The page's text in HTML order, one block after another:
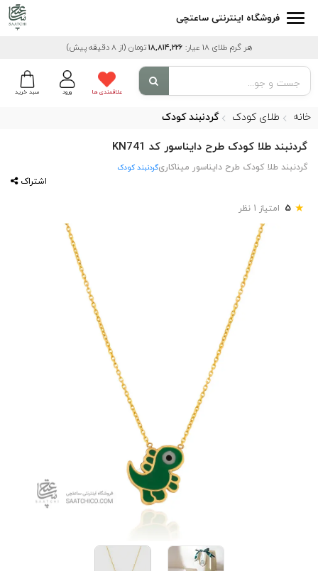
فروشگاه اینترنتی ساعتچی
هر گرم طلای 18 عیار: 18,814,226تومان (از 8 دقیقه پیش)
سبد خرید ورود علاقمندی ها
خانه طلای کودک گردنبند کودک
گردنبند طلا کودک طرح دایناسور کد KN741
گردنبند طلا کودک طرح دایناسور میناکاریگردنبند کودک
اشتراک
★
5 امتیاز 1 نظر